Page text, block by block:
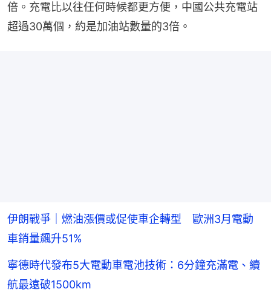
倍。充電比以往任何時候都更方便，中國公共充電站
超過30萬個，約是加油站數量的3倍。
伊朗戰爭｜燃油漲價或促使車企轉型 歐洲3月電動
車銷量飆升51%
寧德時代發布5大電動車電池技術：6分鐘充滿電、續
航最遠破1500km